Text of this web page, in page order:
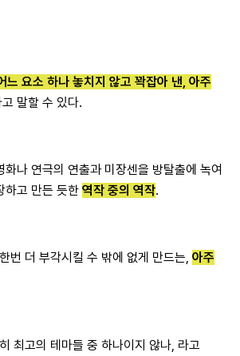
느 요소 하나 놓치지 않고 꽉잡아 낸, 아주
고 말할 수 있다.
나 연극의 연출과 미장센을 방탈출에 녹여
하고 만든 듯한 역작 중의 역작.
번 더 부각시킬 수 밖에 없게 만드는, 아주
최고의 테마들 중 하나이지 않나, 라고